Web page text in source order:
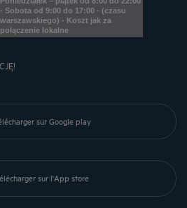
- Sobota od 9:00 do 17:00 - (czasu
warszawskiego) - Koszt jak za
połączenie lokalne
sur Google play
sur l'App store